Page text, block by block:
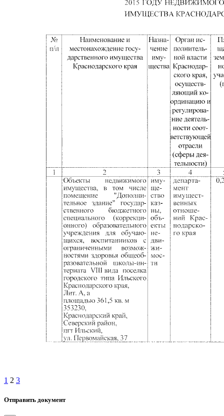
1 2 3
Отправить документ